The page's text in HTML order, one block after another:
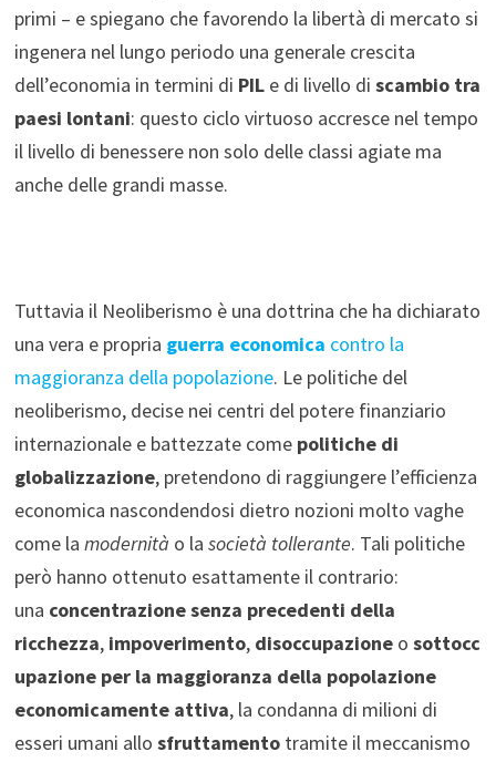
primi – e spiegano che favorendo la libertà di mercato si
ingenera nel lungo periodo una generale crescita
dell’economia in termini di PILe di livello di scambio tra
paesi lontani: questo ciclo virtuoso accresce nel tempo
il livello di benessere non solo delle classi agiate ma
anche delle grandi masse.
Tuttavia il Neoliberismo è una dottrina che ha dichiarato
una vera e propria guerra economica contro la
maggioranza della popolazione. Le politiche del
neoliberismo, decise nei centri del potere finanziario
internazionale e battezzate come politiche di
globalizzazione, pretendono di raggiungere l’efficienza
economica nascondendosi dietro nozioni molto vaghe
come la modernità o la società tollerante. Tali politiche
però hanno ottenuto esattamente il contrario:
una concentrazione senza precedenti della
ricchezza, impoverimento, disoccupazioneo sottocc
upazione per la maggioranza della popolazione
economicamente attiva, la condanna di milioni di
esseri umani allo sfruttamentotramite il meccanismo